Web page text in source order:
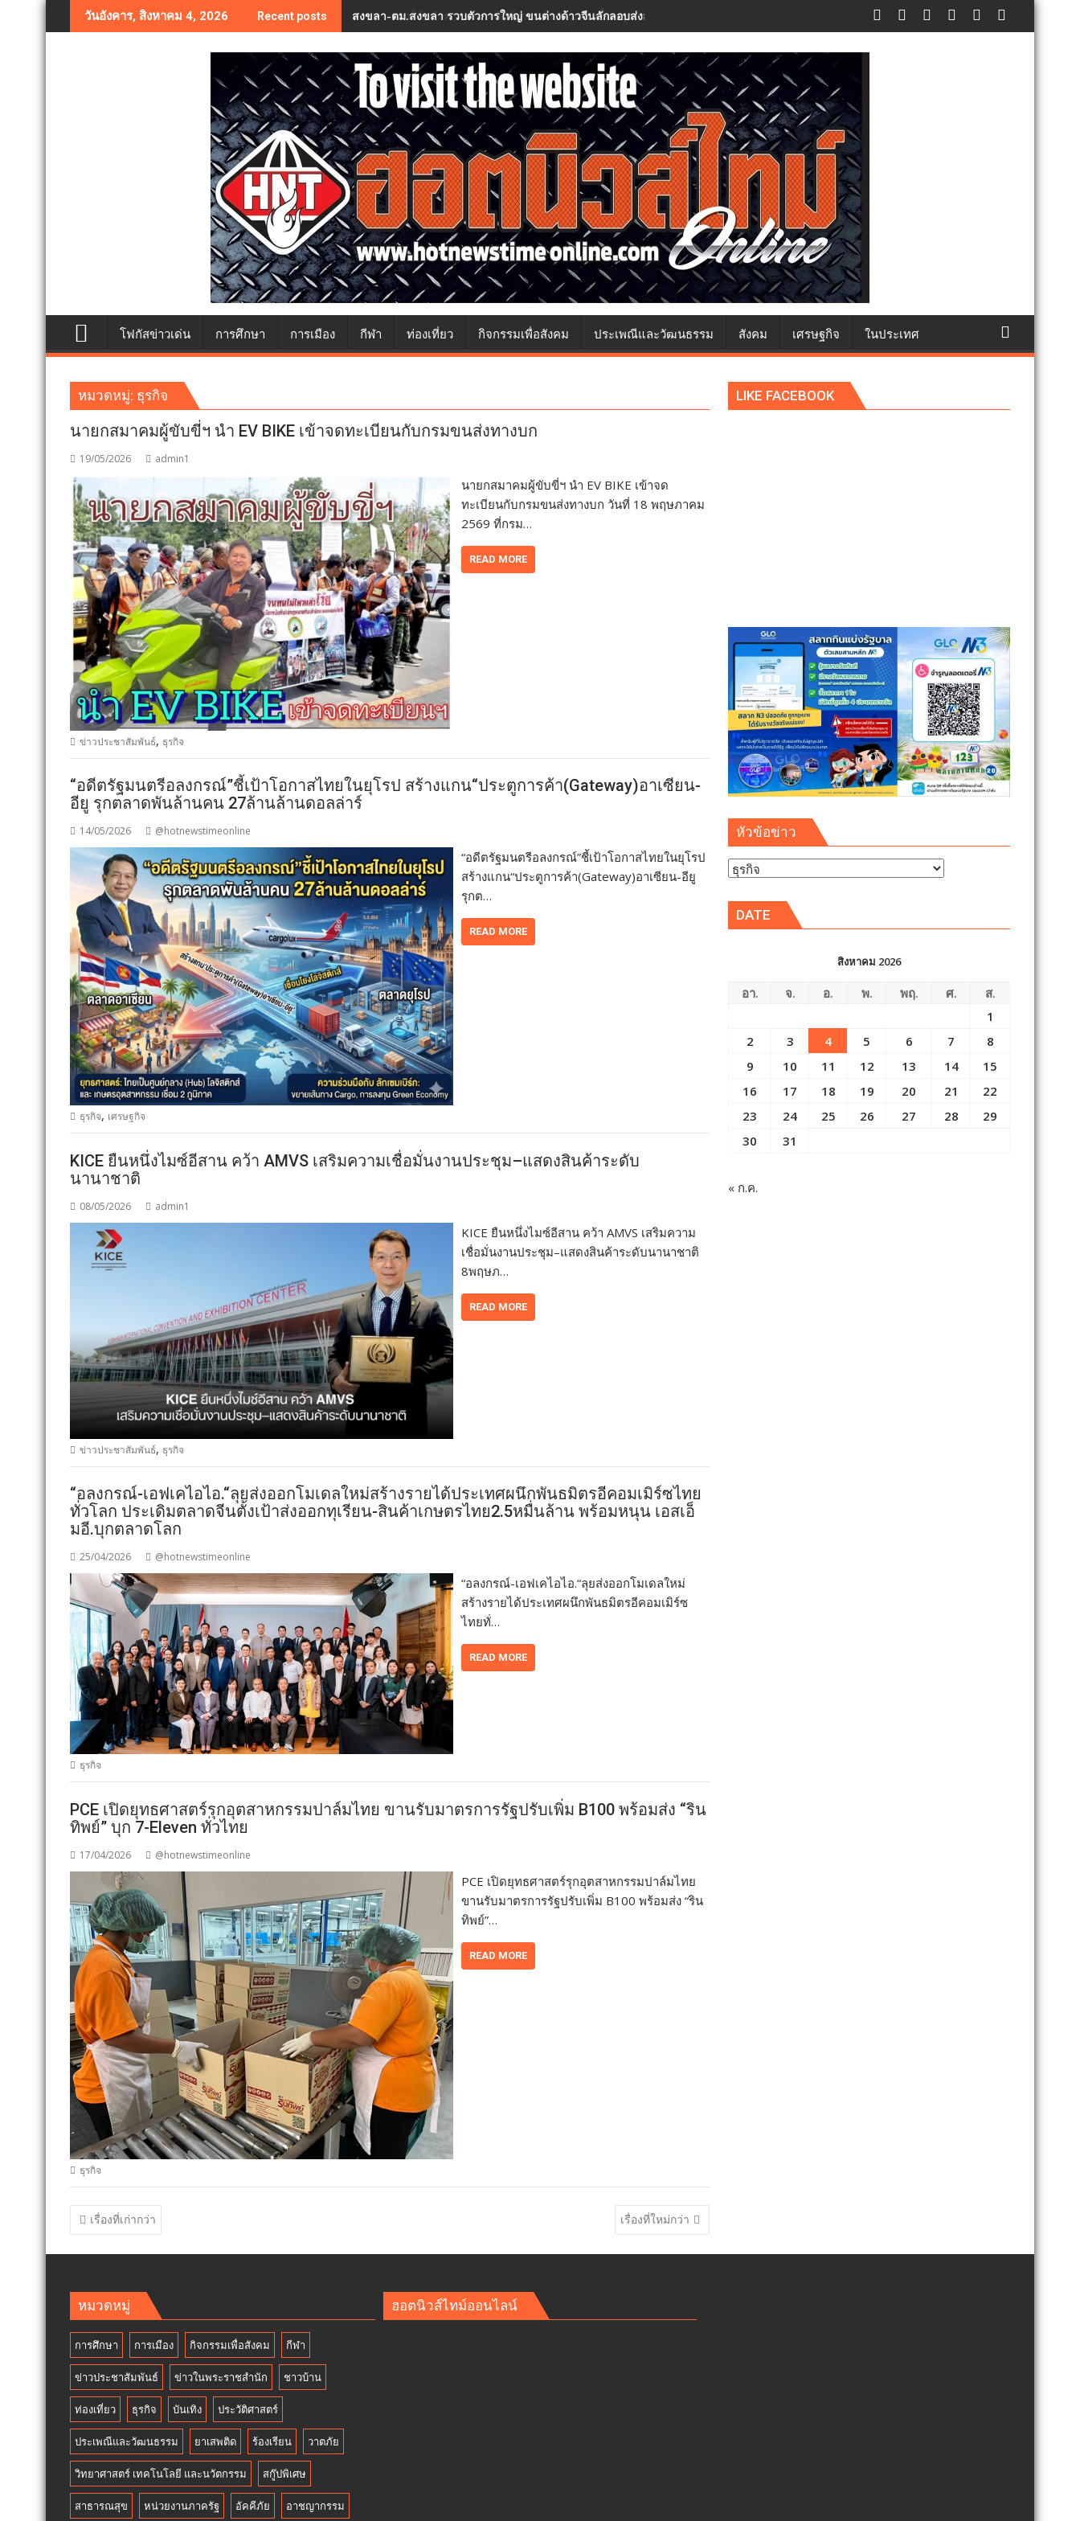
to
วันอังคาร, สิงหาคม 4, 2026 Recent posts สงขลา-ตม.สงขลา รวบตัวการใหญ่ ขนต่างด้าวจีนลักลอบส่งออกมาเลเซีย
โฟกัสข่าวเด่น การศึกษา การเมือง กีฬา ท่องเที่ยว กิจกรรมเพื่อสังคม ประเพณีและวัฒนธรรม สังคม เศรษฐกิจ ในประเทศ
หมวดหมู่: ธุรกิจ
นายกสมาคมผู้ขับขี่ฯ นำ EV BIKE เข้าจดทะเบียนกับกรมขนส่งทางบก
19/05/2026 admin1
นายกสมาคมผู้ขับขี่ฯ นำ EV BIKE เข้าจด
ทะเบียนกับกรมขนส่งทางบก วันที่ 18 พฤษภาคม
2569 ที่กรม…
READ MORE
ข่าวประชาสัมพันธ์, ธุรกิจ
“อดีตรัฐมนตรีอลงกรณ์”ชี้เป้าโอกาสไทยในยุโรป สร้างแกน“ประตูการค้า(Gateway)อาเซียน-
อียู รุกตลาดพันล้านคน 27ล้านล้านดอลล่าร์
14/05/2026 @hotnewstimeonline
“อดีตรัฐมนตรีอลงกรณ์”ชี้เป้าโอกาสไทยในยุโรป
สร้างแกน“ประตูการค้า(Gateway)อาเซียน-อียู
รุกต…
READ MORE
ธุรกิจ, เศรษฐกิจ
KICE ยืนหนึ่งไมซ์อีสาน คว้า AMVS เสริมความเชื่อมั่นงานประชุม–แสดงสินค้าระดับ
นานาชาติ
08/05/2026 admin1
KICE ยืนหนึ่งไมซ์อีสาน คว้า AMVS เสริมความ
เชื่อมั่นงานประชุม–แสดงสินค้าระดับนานาชาติ
8พฤษภ…
READ MORE
ข่าวประชาสัมพันธ์, ธุรกิจ
“อลงกรณ์-เอฟเคไอไอ.“ลุยส่งออกโมเดลใหม่สร้างรายได้ประเทศผนึกพันธมิตรอีคอมเมิร์ซไทย
ทั่วโลก ประเดิมตลาดจีนตั้งเป้าส่งออกทุเรียน-สินค้าเกษตรไทย2.5หมื่นล้าน พร้อมหนุน เอสเอ็
มอี.บุกตลาดโลก
25/04/2026 @hotnewstimeonline
“อลงกรณ์-เอฟเคไอไอ.“ลุยส่งออกโมเดลใหม่
สร้างรายได้ประเทศผนึกพันธมิตรอีคอมเมิร์ซ
ไทยทั่…
READ MORE
ธุรกิจ
PCE เปิดยุทธศาสตร์รุกอุตสาหกรรมปาล์มไทย ขานรับมาตรการรัฐปรับเพิ่ม B100 พร้อมส่ง “ริน
ทิพย์” บุก 7-Eleven ทั่วไทย
17/04/2026 @hotnewstimeonline
PCE เปิดยุทธศาสตร์รุกอุตสาหกรรมปาล์มไทย
ขานรับมาตรการรัฐปรับเพิ่ม B100 พร้อมส่ง “ริน
ทิพย์”…
READ MORE
ธุรกิจ
แนะแนว
เรื่อง
เรื่องที่เก่ากว่า เรื่องที่ใหม่กว่า
LIKE FACEBOOK
หัวข้อข่าว
หัวข้อ
DATE
สิงหาคม 2026
อา. จ. อ. พ. พฤ. ศ.
ส.
1
2
3 4 5 6 7
8
9
10 11 12 13 14
15
16
17 18 19 20 21
22
23
24 25 26 27 28
29
30
31
« ก.ค.
หมวดหมู่
การศึกษา การเมือง กิจกรรมเพื่อสังคม กีฬา
ข่าวประชาสัมพันธ์ ข่าวในพระราชสำนัก ชาวบ้าน
ท่องเที่ยว ธุรกิจ บันเทิง ประวัติศาสตร์
ประเพณีและวัฒนธรรม ยาเสพติด ร้องเรียน วาตภัย
วิทยาศาสตร์ เทคโนโลยี และนวัตกรรม สกู๊ปพิเศษ
สาธารณสุข หน่วยงานภาครัฐ อัคคีภัย อาชญากรรม
ฮอตนิวส์ไทม์ออนไลน์